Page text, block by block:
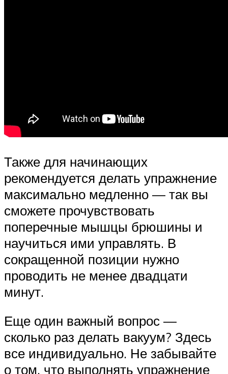
Также для начинающих
рекомендуется делать упражнение
максимально медленно — так вы
сможете прочувствовать
поперечные мышцы брюшины и
научиться ими управлять. В
сокращенной позиции нужно
проводить не менее двадцати
минут.
Еще один важный вопрос —
сколько раз делать вакуум? Здесь
все индивидуально. Не забывайте
о том, что выполнять упражнение